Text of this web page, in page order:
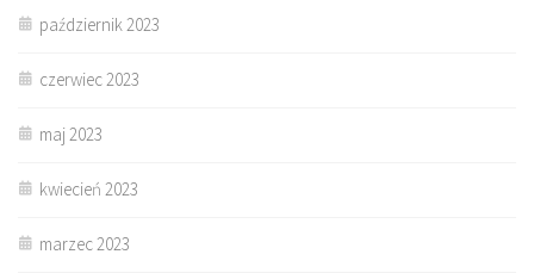
październik 2023
czerwiec 2023
maj 2023
kwiecień 2023
marzec 2023